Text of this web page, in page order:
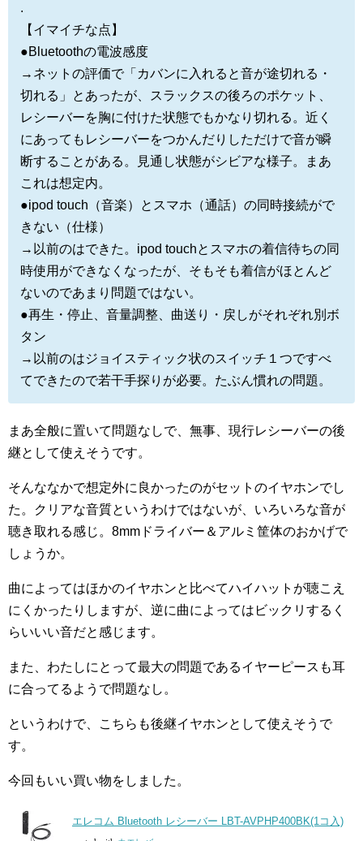
.
【イマイチな点】
●Bluetoothの電波感度
→ネットの評価で「カバンに入れると音が途切れる・
切れる」とあったが、スラックスの後ろのポケット、
レシーバーを胸に付けた状態でもかなり切れる。近く
にあってもレシーバーをつかんだりしただけで音が瞬
断することがある。見通し状態がシビアな様子。まあ
これは想定内。
●ipod touch（音楽）とスマホ（通話）の同時接続がで
きない（仕様）
→以前のはできた。ipod touchとスマホの着信待ちの同
時使用ができなくなったが、そもそも着信がほとんど
ないのであまり問題ではない。
●再生・停止、音量調整、曲送り・戻しがそれぞれ別ボ
タン
→以前のはジョイスティック状のスイッチ１つですべ
てできたので若干手探りが必要。たぶん慣れの問題。
まあ全般に置いて問題なしで、無事、現行レシーバーの後
継として使えそうです。
そんななかで想定外に良かったのがセットのイヤホンでし
た。クリアな音質というわけではないが、いろいろな音が
聴き取れる感じ。8mmドライバー＆アルミ筐体のおかげで
しょうか。
曲によってはほかのイヤホンと比べてハイハットが聴こえ
にくかったりしますが、逆に曲によってはビックリするく
らいいい音だと感じます。
また、わたしにとって最大の問題であるイヤーピースも耳
に合ってるようで問題なし。
というわけで、こちらも後継イヤホンとして使えそうで
す。
今回もいい買い物をしました。
エレコム Bluetooth レシーバー LBT-AVPHP400BK(1コ入)